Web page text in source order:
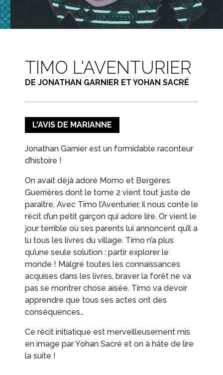
TIMO L'AVENTURIER
DE JONATHAN GARNIER ET YOHAN SACRÉ
L'AVIS DE MARIANNE
Jonathan Garnier est un formidable raconteur
d’histoire !
On avait déjà adoré Momo et Bergères
Guerrières dont le tome 2 vient tout juste de
paraître. Avec Timo l’Aventurier, il nous conte le
récit d’un petit garçon qui adore lire. Or vient le
jour terrible où ses parents lui annoncent qu’il a
lu tous les livres du village. Timo n’a plus
qu’une seule solution : partir explorer le
monde ! Malgré toutes les connaissances
acquises dans les livres, braver la forêt ne va
pas se montrer chose aisée. Timo va devoir
apprendre que tous ses actes ont des
conséquences…
Ce récit initiatique est merveilleusement mis
en image par Yohan Sacré et on à hâte de lire
la suite !